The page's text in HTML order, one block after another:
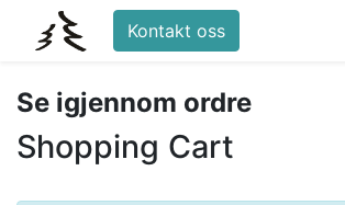
Kontakt oss
Se igjennom ordre
Shopping Cart